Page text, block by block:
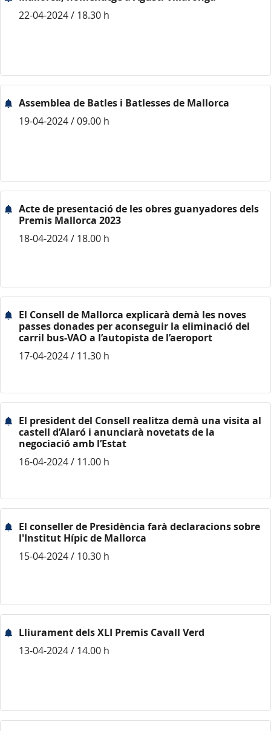
22-04-2024 / 18.30 h
Assemblea de Batles i Batlesses de Mallorca
19-04-2024 / 09.00 h
Acte de presentació de les obres guanyadores dels
Premis Mallorca 2023
18-04-2024 / 18.00 h
El Consell de Mallorca explicarà demà les noves
passes donades per aconseguir la eliminació del
carril bus-VAO a l’autopista de l’aeroport
17-04-2024 / 11.30 h
El president del Consell realitza demà una visita al
castell d’Alaró i anunciarà novetats de la
negociació amb l’Estat
16-04-2024 / 11.00 h
El conseller de Presidència farà declaracions sobre
l'Institut Hípic de Mallorca
15-04-2024 / 10.30 h
Lliurament dels XLI Premis Cavall Verd
13-04-2024 / 14.00 h